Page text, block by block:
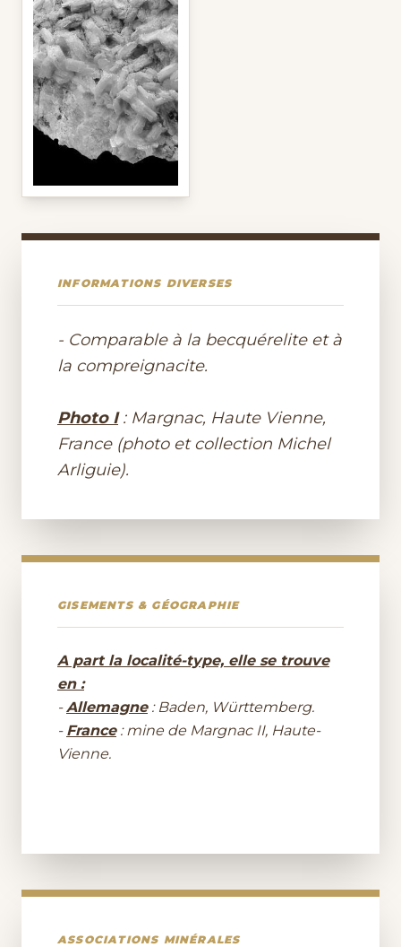
INFORMATIONS DIVERSES
- Comparable à la becquérelite et à
la compreignacite.
Photo I: Margnac, Haute Vienne,
France (photo et collection Michel
Arliguie).
GISEMENTS & GÉOGRAPHIE
A part la localité-type, elle se trouve
en :
-Allemagne: Baden, Württemberg.
- France: mine de Margnac II, Haute-
Vienne.
ASSOCIATIONS MINÉRALES